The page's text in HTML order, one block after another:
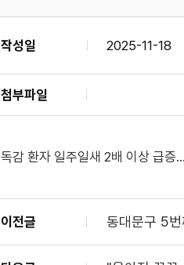
작성일 2025-11-18
첨부파일
독감 환자 일주일새 2배 이상 급증
이전글 동대문구 5